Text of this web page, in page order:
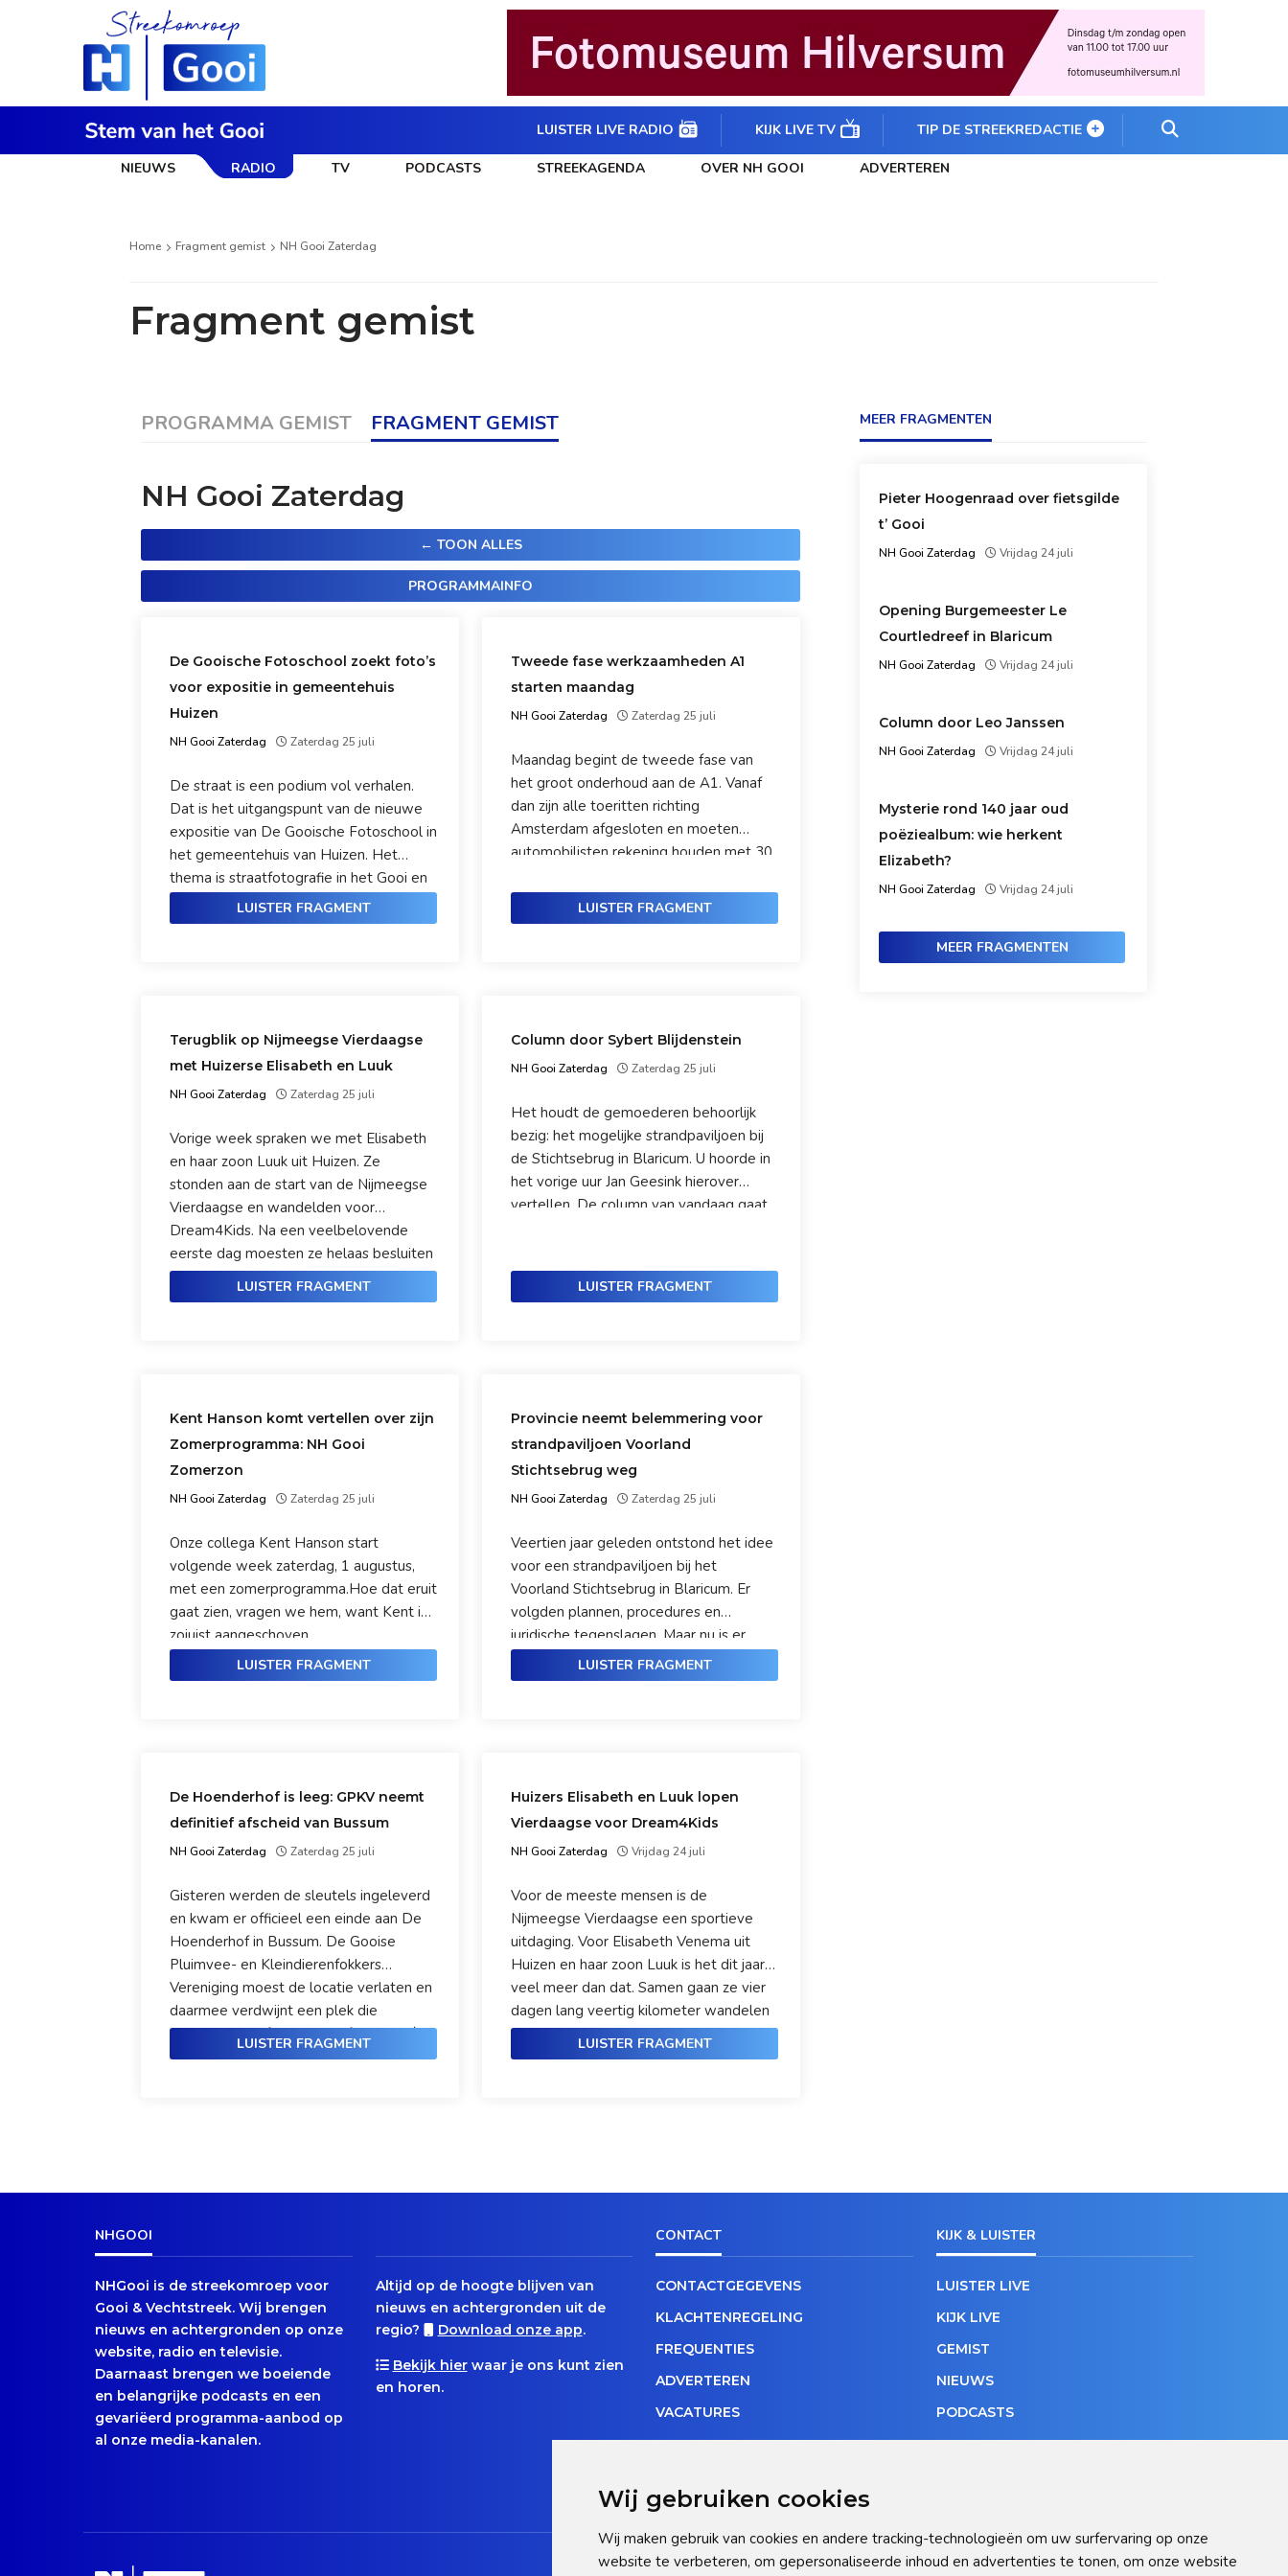
Wij gebruiken cookies
Wij maken gebruik van cookies en andere tracking-technologieën om uw surfervaring op onze
website te verbeteren, om gepersonaliseerde inhoud en advertenties te tonen, om onze website
LUISTER LIVE RADIO KIJK LIVE TV TIP DE STREEKREDACTIE
NIEUWS RADIO TV PODCASTS STREEKAGENDA OVER NH GOOI ADVERTEREN
Home Fragment gemist NH Gooi Zaterdag
Fragment gemist
PROGRAMMA GEMIST FRAGMENT GEMIST
NH Gooi Zaterdag
← TOON ALLES
PROGRAMMAINFO
De Gooische Fotoschool zoekt foto’s
voor expositie in gemeentehuis
Huizen
NH Gooi Zaterdag Zaterdag 25 juli
De straat is een podium vol verhalen.
Dat is het uitgangspunt van de nieuwe
expositie van De Gooische Fotoschool in
het gemeentehuis van Huizen. Het
thema is straatfotografie in het Gooi en
omstreken. De organisatie is op zoek
naar foto's die het alledaagse op een
LUISTER FRAGMENT
Tweede fase werkzaamheden A1
starten maandag
NH Gooi Zaterdag Zaterdag 25 juli
Maandag begint de tweede fase van
het groot onderhoud aan de A1. Vanaf
dan zijn alle toeritten richting
Amsterdam afgesloten en moeten
automobilisten rekening houden met 30
verandert er precies en hoe voorkom je
onnodige vertraging? Dat bespreken we
LUISTER FRAGMENT
Terugblik op Nijmeegse Vierdaagse
met Huizerse Elisabeth en Luuk
NH Gooi Zaterdag Zaterdag 25 juli
Vorige week spraken we met Elisabeth
en haar zoon Luuk uit Huizen. Ze
stonden aan de start van de Nijmeegse
Vierdaagse en wandelden voor
Dream4Kids. Na een veelbelovende
eerste dag moesten ze helaas besluiten
niet meer van start te gaan. Hoe kijken
ze terug op het avontuur? Dat
LUISTER FRAGMENT
Column door Sybert Blijdenstein
NH Gooi Zaterdag Zaterdag 25 juli
Het houdt de gemoederen behoorlijk
bezig: het mogelijke strandpaviljoen bij
de Stichtsebrug in Blaricum. U hoorde in
het vorige uur Jan Geesink hierover
vertellen. De column van vandaag gaat
LUISTER FRAGMENT
Kent Hanson komt vertellen over zijn
Zomerprogramma: NH Gooi
Zomerzon
NH Gooi Zaterdag Zaterdag 25 juli
Onze collega Kent Hanson start
volgende week zaterdag, 1 augustus,
met een zomerprogramma.Hoe dat eruit
gaat zien, vragen we hem, want Kent is
zojuist aangeschoven…
LUISTER FRAGMENT
Provincie neemt belemmering voor
strandpaviljoen Voorland
Stichtsebrug weg
NH Gooi Zaterdag Zaterdag 25 juli
Veertien jaar geleden ontstond het idee
voor een strandpaviljoen bij het
Voorland Stichtsebrug in Blaricum. Er
volgden plannen, procedures en
juridische tegenslagen. Maar nu is er
eindelijk goed nieuws: de provincie heeft
de grootste juridische belemmering
LUISTER FRAGMENT
De Hoenderhof is leeg: GPKV neemt
definitief afscheid van Bussum
NH Gooi Zaterdag Zaterdag 25 juli
Gisteren werden de sleutels ingeleverd
en kwam er officieel een einde aan De
Hoenderhof in Bussum. De Gooise
Pluimvee- en Kleindierenfokkers
Vereniging moest de locatie verlaten en
daarmee verdwijnt een plek die
jarenlang geliefd was bij liefhebbers én
bezoekers. We praten erover met
LUISTER FRAGMENT
Huizers Elisabeth en Luuk lopen
Vierdaagse voor Dream4Kids
NH Gooi Zaterdag Vrijdag 24 juli
Voor de meeste mensen is de
Nijmeegse Vierdaagse een sportieve
uitdaging. Voor Elisabeth Venema uit
Huizen en haar zoon Luuk is het dit jaar
veel meer dan dat. Samen gaan ze vier
dagen lang veertig kilometer wandelen
om geld op te halen voor Stichting
Dream4Kids, die droomdagen
LUISTER FRAGMENT
MEER FRAGMENTEN
Pieter Hoogenraad over fietsgilde
t’ Gooi
NH Gooi Zaterdag Vrijdag 24 juli
Opening Burgemeester Le
Courtledreef in Blaricum
NH Gooi Zaterdag Vrijdag 24 juli
Column door Leo Janssen
NH Gooi Zaterdag Vrijdag 24 juli
Mysterie rond 140 jaar oud
poëziealbum: wie herkent
Elizabeth?
NH Gooi Zaterdag Vrijdag 24 juli
MEER FRAGMENTEN
NHGOOI
NHGooi is de streekomroep voor
Gooi & Vechtstreek. Wij brengen
nieuws en achtergronden op onze
website, radio en televisie.
Daarnaast brengen we boeiende
en belangrijke podcasts en een
gevariëerd programma-aanbod op
al onze media-kanalen.
Altijd op de hoogte blijven van
nieuws en achtergronden uit de
regio?
Download onze app.
Bekijk hierwaar je ons kunt zien
en horen.
CONTACT
CONTACTGEGEVENS
KLACHTENREGELING
FREQUENTIES
ADVERTEREN
VACATURES
KIJK & LUISTER
LUISTER LIVE
KIJK LIVE
GEMIST
NIEUWS
PODCASTS